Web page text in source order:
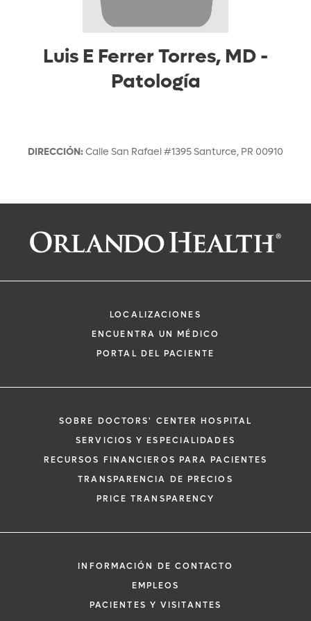
Luis E Ferrer Torres, MD-
Patología
DIRECCIÓN:Calle San Rafael #1395Santurce, PR 00910
Solicitar una cita con:
Luis E Ferrer Torres, MD
Patología
*Si tiene una emergencia médica, llame
inmediato.
El siguiente formulario solo crea una
no una cita confirmada. Al completarlo,
representante se pondrá en contacto
información médica por correo
Orlando Health y sus afiliados.
LOCALIZACIONES
ENCUENTRA UN MÉDICO
PORTAL DEL PACIENTE
SOBRE DOCTORS' CENTER HOSPITAL
SERVICIOS Y ESPECIALIDADES
RECURSOS FINANCIEROS PARA PACIENTES
TRANSPARENCIA DE PRECIOS
PRICE TRANSPARENCY
INFORMACIÓN DE CONTACTO
EMPLEOS
PACIENTES Y VISITANTES